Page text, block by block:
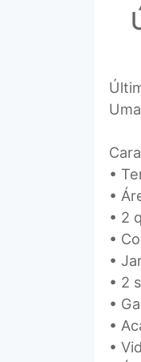
•
•
• 2
•
•
• 2
•
•
•